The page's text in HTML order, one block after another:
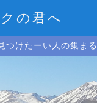
の君へ
つけたーい人の集ま